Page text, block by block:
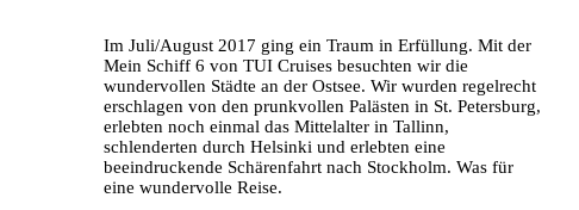
Im Juli/August 2017 ging ein Traum in Erfüllung. Mit der
Mein Schiff 6 von TUI Cruises besuchten wir die
wundervollen Städte an der Ostsee. Wir wurden regelrecht
erschlagen von den prunkvollen Palästen in St. Petersburg,
erlebten noch einmal das Mittelalter in Tallinn,
schlenderten durch Helsinki und erlebten eine
beeindruckende Schärenfahrt nach Stockholm. Was für
eine wundervolle Reise.